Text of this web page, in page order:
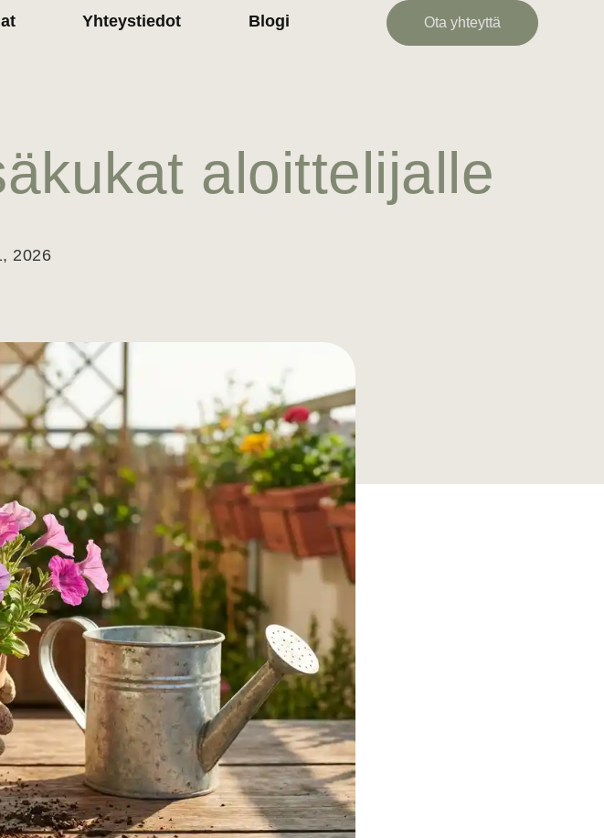
Yhteystiedot Blogi Ota yhteyttä
aloittelijalle
2026